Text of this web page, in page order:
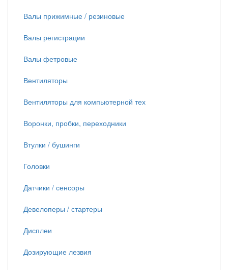
Валы прижимные / резиновые
Валы регистрации
Валы фетровые
Вентиляторы
Вентиляторы для компьютерной тех
Воронки, пробки, переходники
Втулки / бушинги
Головки
Датчики / сенсоры
Девелоперы / стартеры
Дисплеи
Дозирующие лезвия